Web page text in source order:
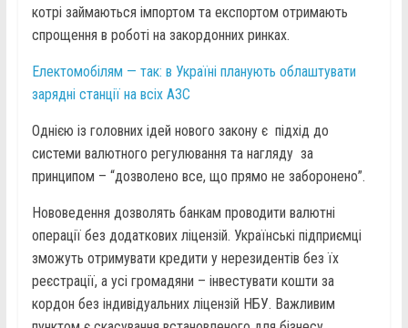
котрі займаються імпортом та експортом отримають
спрощення в роботі на закордонних ринках.
Електомобілям — так: в Україні планують облаштувати
зарядні станції на всіх АЗС
Однією із головних ідей нового закону є підхід до
системи валютного регулювання та нагляду за
принципом – “дозволено все, що прямо не заборонено”.
Нововедення дозволять банкам проводити валютні
операції без додаткових ліцензій. Українські підприємці
зможуть отримувати кредити у нерезидентів без їх
реєстрації, а усі громадяни – інвестувати кошти за
кордон без індивідуальних ліцензій НБУ. Важливим